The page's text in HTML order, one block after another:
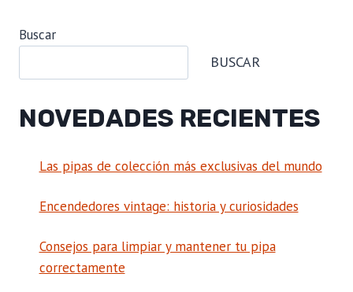
Buscar
BUSCAR
NOVEDADES RECIENTES
Las pipas de colección más exclusivas del mundo
Encendedores vintage: historia y curiosidades
Consejos para limpiar y mantener tu pipa
correctamente